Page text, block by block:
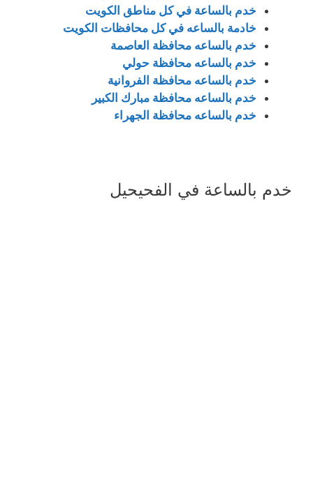
خدم بالساعة في كل مناطق الكويت
خادمة بالساعه في كل محافظات الكويت
خدم بالساعه محافظة العاصمة
خدم بالساعه محافظة حولي
خدم بالساعه محافظة الفروانية
خدم بالساعه محافظة مبارك الكبير
خدم بالساعه محافظة الجهراء
خدم بالساعة في الفحيحيل